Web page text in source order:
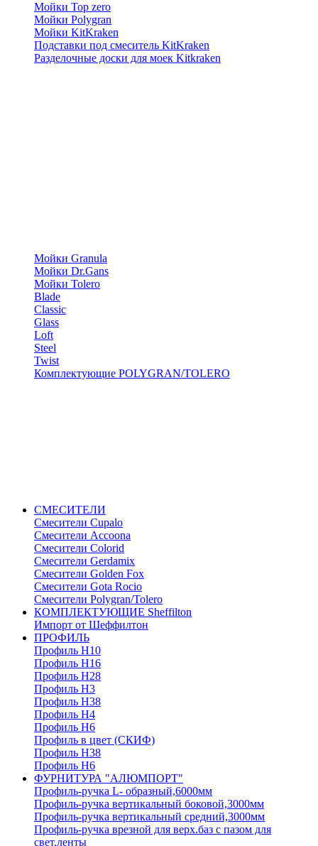
Мойки Top zero
Мойки Polygran
Мойки KitKraken
Подставки под смеситель KitKraken
Разделочные доски для моек Kitkraken
Мойки Granula
Мойки Dr.Gans
Мойки Tolero
Blade
Classic
Glass
Loft
Steel
Twist
Комплектующие POLYGRAN/TOLERO
СМЕСИТЕЛИ
Cмесители Cupalo
Смесители Accoona
Смесители Colorid
Смесители Gerdamix
Смесители Golden Fox
Смесители Gota Rocio
Смесители Polygran/Tolero
КОМПЛЕКТУЮЩИЕ Sheffilton
Импорт от Шеффилтон
ПРОФИЛЬ
Профиль H10
Профиль H16
Профиль H28
Профиль H3
Профиль H38
Профиль H4
Профиль H6
Профиль в цвет (СКИФ)
Профиль H38
Профиль H6
ФУРНИТУРА "АЛЮМПОРТ"
Профиль-ручка L- образный,6000мм
Профиль-ручка вертикальный боковой,3000мм
Профиль-ручка вертикальный средний,3000мм
Профиль-ручка врезной для верх.баз с пазом для
свет.ленты